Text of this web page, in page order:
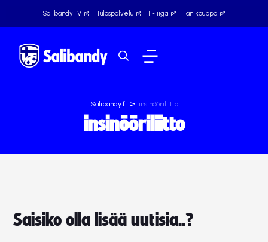
SalibandyTV Tulospalvelu F-liiga Fanikauppa
Salibandy.fi > insinööriliitto
insinööriliitto
Saisiko olla lisää uutisia..?